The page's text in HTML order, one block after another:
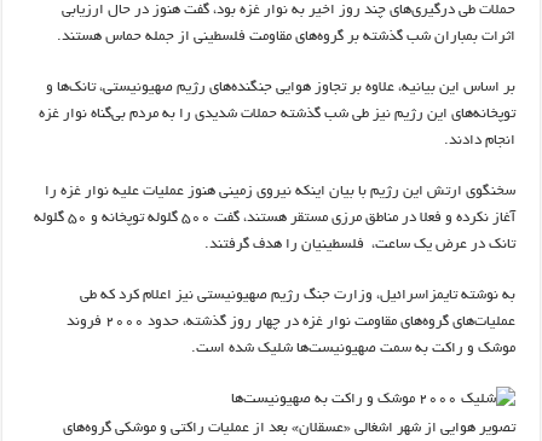
حملات طی درگیری‌های چند روز اخیر به نوار غزه بود، گفت هنوز در حال ارزیابی
اثرات بمباران شب گذشته بر گروه‌های مقاومت فلسطینی از جمله حماس هستند.
بر اساس این بیانیه، علاوه بر تجاوز هوایی جنگنده‌های رژیم صهیونیستی، تانک‌ها و
توپخانه‌های این رژیم نیز طی شب گذشته حملات شدیدی را به مردم بی‌گناه نوار غزه
انجام دادند.
سخنگوی ارتش این رژیم با بیان اینکه نیروی زمینی هنوز عملیات علیه نوار غزه را
آغاز نکرده و فعلا در مناطق مرزی مستقر هستند، گفت ۵۰۰ گلوله توپخانه و ۵۰ گلوله
تانک در عرض یک ساعت، فلسطینیان را هدف گرفتند.
به نوشته تایمزاسرائیل، وزارت جنگ رژیم صهیونیستی نیز اعلام کرد که طی
عملیات‌های گروه‌های مقاومت نوار غزه در چهار روز گذشته، حدود ۲۰۰۰ فروند
موشک و راکت به سمت صهیونیست‌ها شلیک شده است.
تصویر هوایی از شهر اشغالی «عسقلان» بعد از عملیات راکتی و موشکی گروه‌های